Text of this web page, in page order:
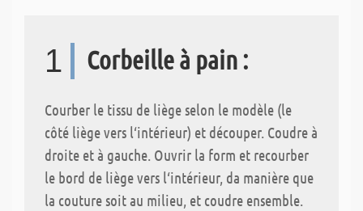
1 Corbeille à pain :
Courber le tissu de liège selon le modèle (le
côté liège vers l‘intérieur) et découper. Coudre à
droite et à gauche. Ouvrir la form et recourber
le bord de liège vers l‘intérieur, da manière que
la couture soit au milieu, et coudre ensemble.